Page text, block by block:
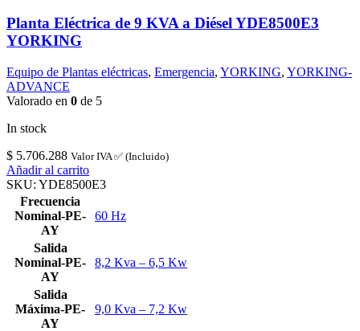
Planta Eléctrica de 9 KVA a Diésel YDE8500E3
YORKING
Equipo de Plantas eléctricas, Emergencia, YORKING, YORKING-
ADVANCE
Valorado en 0 de 5
In stock
$ 5.706.288 Valor IVA ✅ (Incluido)
Añadir al carrito
SKU: YDE8500E3
Frecuencia
Nominal-PE-
AY
60 Hz
Salida
Nominal-PE-
AY
8,2 Kva – 6,5 Kw
Salida
Máxima-PE-
AY
9,0 Kva – 7,2 Kw